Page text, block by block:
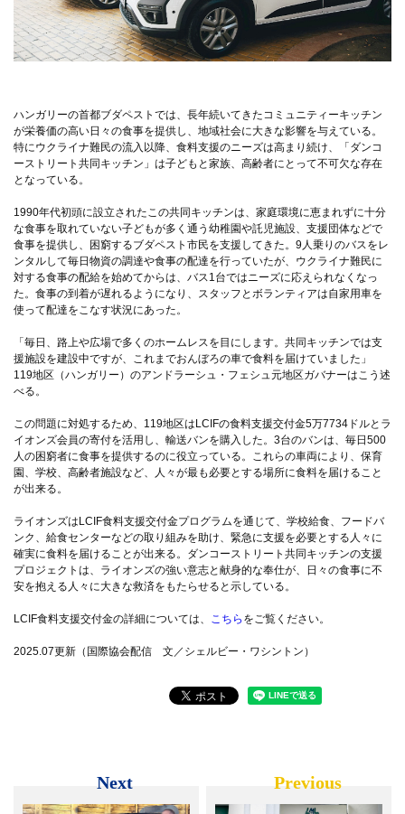
ハンガリーの首都ブダペストでは、長年続いてきたコミュニティーキッチン
が栄養価の高い日々の食事を提供し、地域社会に大きな影響を与えている。
特にウクライナ難民の流入以降、食料支援のニーズは高まり続け、「ダンコ
ーストリート共同キッチン」は子どもと家族、高齢者にとって不可欠な存在
となっている。
1990年代初頭に設立されたこの共同キッチンは、家庭環境に恵まれずに十分
な食事を取れていない子どもが多く通う幼稚園や託児施設、支援団体などで
食事を提供し、困窮するブダペスト市民を支援してきた。9人乗りのバスをレ
ンタルして毎日物資の調達や食事の配達を行っていたが、ウクライナ難民に
対する食事の配給を始めてからは、バス1台ではニーズに応えられなくなっ
た。食事の到着が遅れるようになり、スタッフとボランティアは自家用車を
使って配達をこなす状況にあった。
「毎日、路上や広場で多くのホームレスを目にします。共同キッチンでは支
援施設を建設中ですが、これまでおんぼろの車で食料を届けていました」
119地区（ハンガリー）のアンドラーシュ・フェシュ元地区ガバナーはこう述
べる。
この問題に対処するため、119地区はLCIFの食料支援交付金5万7734ドルとラ
イオンズ会員の寄付を活用し、輸送バンを購入した。3台のバンは、毎日500
人の困窮者に食事を提供するのに役立っている。これらの車両により、保育
園、学校、高齢者施設など、人々が最も必要とする場所に食料を届けること
が出来る。
ライオンズはLCIF食料支援交付金プログラムを通じて、学校給食、フードバ
ンク、給食センターなどの取り組みを助け、緊急に支援を必要とする人々に
確実に食料を届けることが出来る。ダンコーストリート共同キッチンの支援
プロジェクトは、ライオンズの強い意志と献身的な奉仕が、日々の食事に不
安を抱える人々に大きな救済をもたらせると示している。
LCIF食料支援交付金の詳細については、 こちら をご覧ください。
2025.07更新（国際協会配信 文／シェルビー・ワシントン）
Next Previous